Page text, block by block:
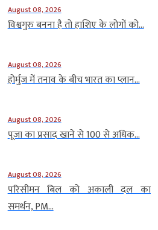
August 08, 2026
विश्वगुरु बनना है तो हाशिए के लोगों को...
August 08, 2026
होर्मुज में तनाव के बीच भारत का प्लान...
August 08, 2026
पूजा का प्रसाद खाने से 100 से अधिक...
August 08, 2026
परिसीमन बिल को अकाली दल का
समर्थन, PM...